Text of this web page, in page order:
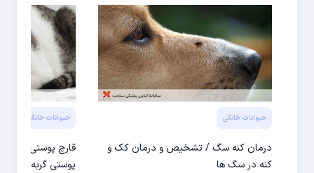
حیوانات خانگی
درمان کنه سگ / تشخیص و درمان کک و
کنه در سگ ها
حیوانات خانگی
قارچ پوستی گربه
پوستی گربه و